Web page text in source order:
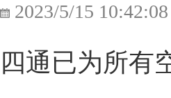
2023/5/15 10:42:08
四通已为所有